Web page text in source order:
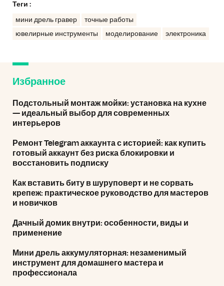
Теги :
мини дрель гравер
точные работы
ювелирные инструменты
моделирование электроника
Избранное
Подстольный монтаж мойки: установка на кухне
— идеальный выбор для современных
интерьеров
Ремонт Telegram аккаунта с историей: как купить
готовый аккаунт без риска блокировки и
восстановить подписку
Как вставить биту в шуруповерт и не сорвать
крепеж: практическое руководство для мастеров
и новичков
Дачный домик внутри: особенности, виды и
применение
Мини дрель аккумуляторная: незаменимый
инструмент для домашнего мастера и
профессионала